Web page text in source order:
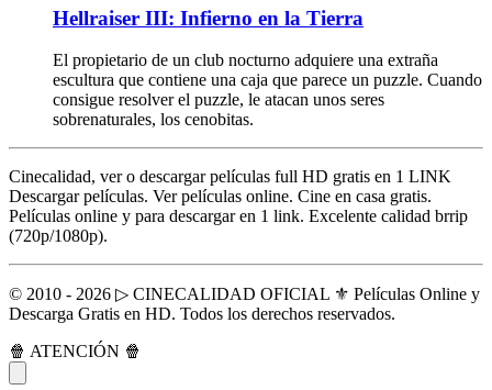
Hellraiser III: Infierno en la Tierra
El propietario de un club nocturno adquiere una extraña
escultura que contiene una caja que parece un puzzle. Cuando
consigue resolver el puzzle, le atacan unos seres
sobrenaturales, los cenobitas.
Cinecalidad, ver o descargar películas full HD gratis en 1 LINK
Descargar películas. Ver películas online. Cine en casa gratis.
Películas online y para descargar en 1 link. Excelente calidad brrip
(720p/1080p).
© 2010 - 2026 ▷ CINECALIDAD OFICIAL ⚜️ Películas Online y
Descarga Gratis en HD. Todos los derechos reservados.
🍿 ATENCIÓN 🍿